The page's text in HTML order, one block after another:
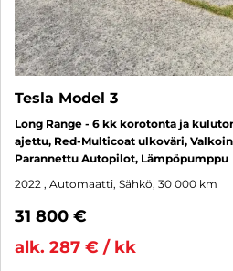
Tesla Model 3
Long Range - 6 kk korotonta ja
ajettu, Red-Multicoat ulkoväri,
Parannettu Autopilot, Lämpöpumppu
2022 , Automaatti, Sähkö, 30 000 km
31 800 €
alk. 287 € / kk